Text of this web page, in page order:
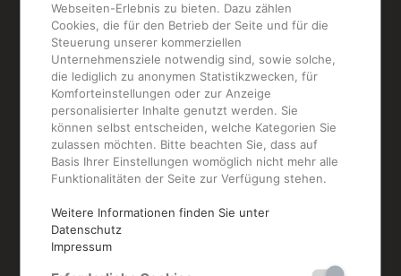
Webseiten-Erlebnis zu bieten. Dazu zählen
Cookies, die für den Betrieb der Seite und für die
Steuerung unserer kommerziellen
Unternehmensziele notwendig sind, sowie solche,
die lediglich zu anonymen Statistikzwecken, für
Komforteinstellungen oder zur Anzeige
personalisierter Inhalte genutzt werden. Sie
können selbst entscheiden, welche Kategorien Sie
zulassen möchten. Bitte beachten Sie, dass auf
Basis Ihrer Einstellungen womöglich nicht mehr alle
Funktionalitäten der Seite zur Verfügung stehen.
Weitere Informationen finden Sie unter
Datenschutz
Impressum
Weitere
Produkte aus